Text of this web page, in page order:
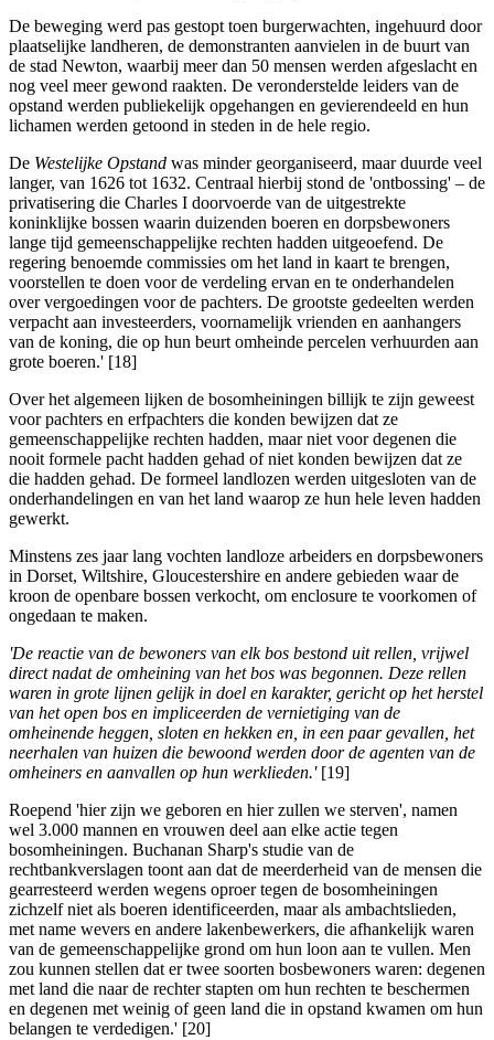
De beweging werd pas gestopt toen burgerwachten, ingehuurd door
plaatselijke landheren, de demonstranten aanvielen in de buurt van
de stad Newton, waarbij meer dan 50 mensen werden afgeslacht en
nog veel meer gewond raakten. De veronderstelde leiders van de
opstand werden publiekelijk opgehangen en gevierendeeld en hun
lichamen werden getoond in steden in de hele regio.
De Westelijke Opstand was minder georganiseerd, maar duurde veel
langer, van 1626 tot 1632. Centraal hierbij stond de 'ontbossing' – de
privatisering die Charles I doorvoerde van de uitgestrekte
koninklijke bossen waarin duizenden boeren en dorpsbewoners
lange tijd gemeenschappelijke rechten hadden uitgeoefend. De
regering benoemde commissies om het land in kaart te brengen,
voorstellen te doen voor de verdeling ervan en te onderhandelen
over vergoedingen voor de pachters. De grootste gedeelten werden
verpacht aan investeerders, voornamelijk vrienden en aanhangers
van de koning, die op hun beurt omheinde percelen verhuurden aan
grote boeren.' [18]
Over het algemeen lijken de bosomheiningen billijk te zijn geweest
voor pachters en erfpachters die konden bewijzen dat ze
gemeenschappelijke rechten hadden, maar niet voor degenen die
nooit formele pacht hadden gehad of niet konden bewijzen dat ze
die hadden gehad. De formeel landlozen werden uitgesloten van de
onderhandelingen en van het land waarop ze hun hele leven hadden
gewerkt.
Minstens zes jaar lang vochten landloze arbeiders en dorpsbewoners
in Dorset, Wiltshire, Gloucestershire en andere gebieden waar de
kroon de openbare bossen verkocht, om enclosure te voorkomen of
ongedaan te maken.
'De reactie van de bewoners van elk bos bestond uit rellen, vrijwel
direct nadat de omheining van het bos was begonnen. Deze rellen
waren in grote lijnen gelijk in doel en karakter, gericht op het herstel
van het open bos en impliceerden de vernietiging van de
omheinende heggen, sloten en hekken en, in een paar gevallen, het
neerhalen van huizen die bewoond werden door de agenten van de
omheiners en aanvallen op hun werklieden.'[19]
Roepend 'hier zijn we geboren en hier zullen we sterven', namen
wel 3.000 mannen en vrouwen deel aan elke actie tegen
bosomheiningen. Buchanan Sharp's studie van de
rechtbankverslagen toont aan dat de meerderheid van de mensen die
gearresteerd werden wegens oproer tegen de bosomheiningen
zichzelf niet als boeren identificeerden, maar als ambachtslieden,
met name wevers en andere lakenbewerkers, die afhankelijk waren
van de gemeenschappelijke grond om hun loon aan te vullen. Men
zou kunnen stellen dat er twee soorten bosbewoners waren: degenen
met land die naar de rechter stapten om hun rechten te beschermen
en degenen met weinig of geen land die in opstand kwamen om hun
belangen te verdedigen.' [20]